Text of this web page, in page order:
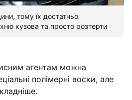
тому їх достатньо
кузова та просто розтерти
агентам можна
полімерні воски, але